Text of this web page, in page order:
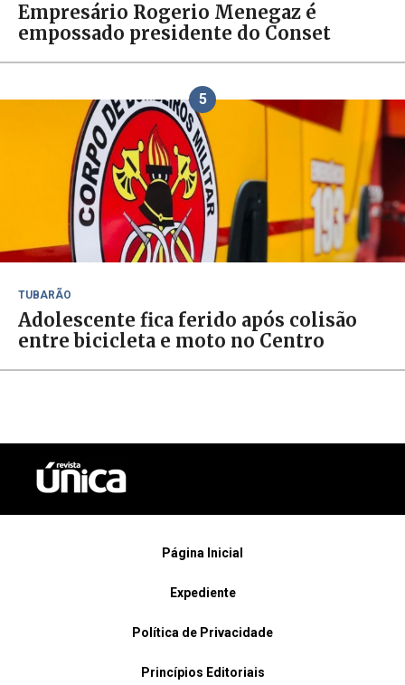
Empresário Rogerio Menegaz é
empossado presidente do Conset
5
TUBARÃO
Adolescente fica ferido após colisão
entre bicicleta e moto no Centro
Página Inicial
Expediente
Política de Privacidade
Princípios Editoriais